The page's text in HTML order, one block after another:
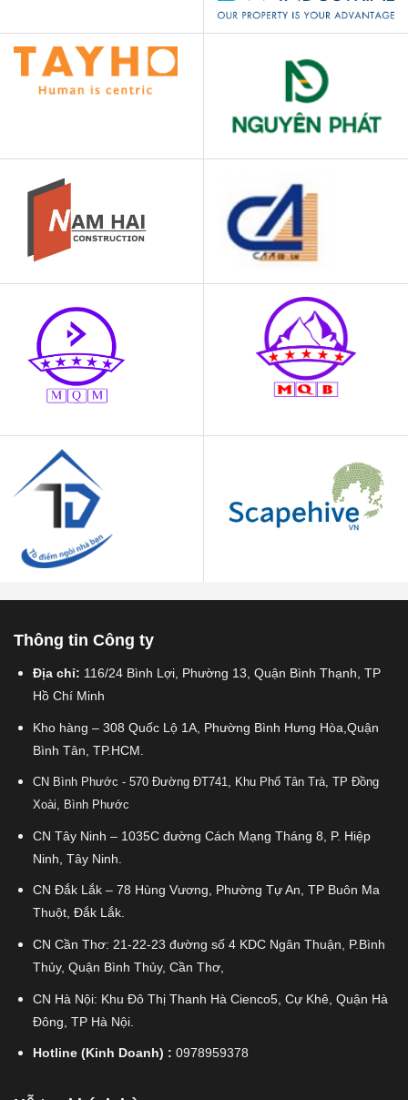
Thông tin Công ty
Địa chỉ: 116/24 Bình Lợi, Phường 13, Quận Bình Thạnh, TP
Hồ Chí Minh
Kho hàng – 308 Quốc Lộ 1A, Phường Bình Hưng Hòa,Quận
Bình Tân, TP.HCM.
CN Bình Phước - 570 Đường ĐT741, Khu Phố Tân Trà, TP Đồng
Xoài, Bình Phước
CN Tây Ninh – 1035C đường Cách Mạng Tháng 8, P. Hiệp
Ninh, Tây Ninh.
CN Đắk Lắk – 78 Hùng Vương, Phường Tự An, TP Buôn Ma
Thuột, Đắk Lắk.
CN Cần Thơ: 21-22-23 đường số 4 KDC Ngân Thuận, P.Bình
Thủy, Quận Bình Thủy, Cần Thơ,
CN Hà Nội: Khu Đô Thị Thanh Hà Cienco5, Cự Khê, Quận Hà
Đông, TP Hà Nội.
Hotline (Kinh Doanh) : 0978959378